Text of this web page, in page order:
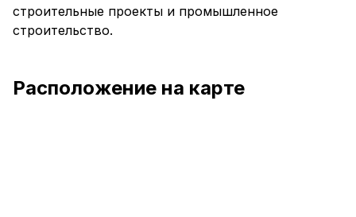
строительные проекты и промышленное
строительство.
Расположение на карте